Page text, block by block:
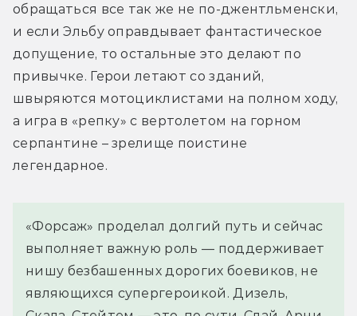
обращаться все так же не по-джентльменски,
и если Эльбу оправдывает фантастическое
допущение, то остальные это делают по
привычке. Герои летают со зданий,
швыряются мотоциклистами на полном ходу,
а игра в «репку» с вертолетом на горном
серпантине – зрелище поистине
легендарное.
«Форсаж» проделал долгий путь и сейчас
выполняет важную роль — поддерживает
нишу безбашенных дорогих боевиков, не
являющихся супергероикой. Дизель,